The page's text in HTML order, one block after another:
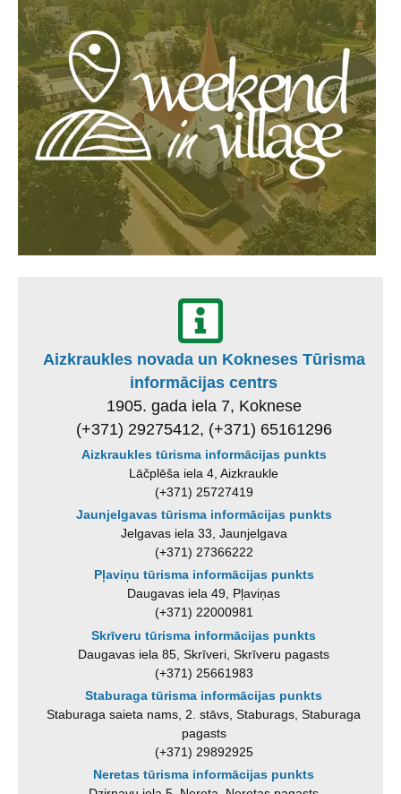
Aizkraukles novada un Kokneses Tūrisma
informācijas centrs
1905. gada iela 7, Koknese
(+371) 29275412, (+371) 65161296
Aizkraukles tūrisma informācijas punkts
Lāčplēša iela 4, Aizkraukle
(+371) 25727419
Jaunjelgavas tūrisma informācijas punkts
Jelgavas iela 33, Jaunjelgava
(+371) 27366222
Pļaviņu tūrisma informācijas punkts
Daugavas iela 49, Pļaviņas
(+371) 22000981
Skrīveru tūrisma informācijas punkts
Daugavas iela 85, Skrīveri, Skrīveru pagasts
(+371) 25661983
Staburaga tūrisma informācijas punkts
Staburaga saieta nams, 2. stāvs, Staburags, Staburaga
pagasts
(+371) 29892925
Neretas tūrisma informācijas punkts